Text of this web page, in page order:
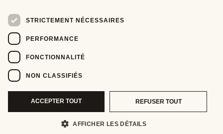
STRICTEMENT NÉCESSAIRES
PERFORMANCE
FONCTIONNALITÉ
NON CLASSIFIÉS
ACCEPTER TOUT REFUSER TOUT
AFFICHER LES DÉTAILS